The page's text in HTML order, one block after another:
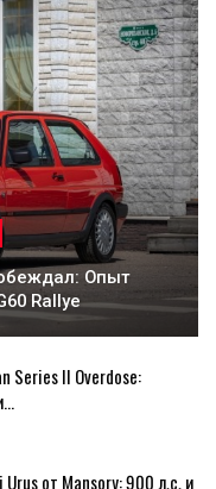
Опыт
Rallye
Series II Overdose:
от Mansory: 900 л.с. и